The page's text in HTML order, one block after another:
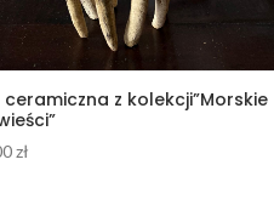
ceramiczna z kolekcji”Morskie
zł